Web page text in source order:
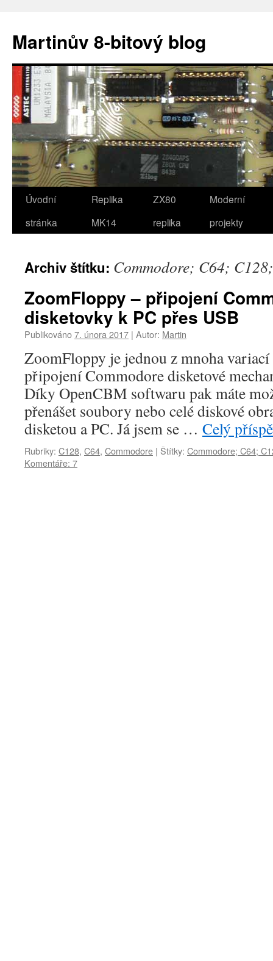
obsahu
webu
Martinův 8-bitový blog
Úvodní
stránka
Replika
MK14
ZX80
replika
Moderní
projekty
Archiv štítku: Commodore; C64;
ZoomFloppy – připojení
disketovky k PC přes USB
Publikováno7. února 2017 | Autor: Martin
ZoomFloppy je jednou z mnoha
připojení Commodore disketové
Díky OpenCBM softwaru pak máte
přenášet soubory nebo celé diskové
disketou a PC. Já jsem se … Celý
Rubriky: C128, C64, Commodore | Štítky: Commodore; C64;
Komentáře: 7